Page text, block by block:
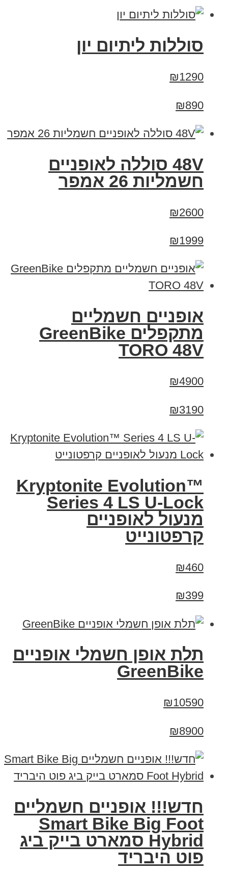
סוללות ליתיום יון
₪1290
₪890
48V סוללה לאופניים
חשמליות 26 אמפר
₪2600
₪1999
אופניים חשמליים
מתקפלים GreenBike
TORO 48V
₪4900
₪3190
Kryptonite Evolution™
Series 4 LS U-Lock
מנעול לאופניים
קרפטונייט
₪460
₪399
תלת אופן חשמלי אופניים
GreenBike
₪10590
₪8900
חדש!!! אופניים חשמליים
Smart Bike Big Foot
Hybrid סמארט בייק ביג
פוט היבריד